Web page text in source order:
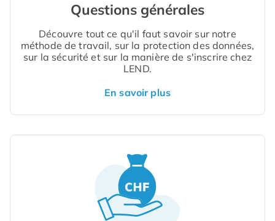
Questions générales
Découvre tout ce qu'il faut savoir sur notre
méthode de travail, sur la protection des données,
sur la sécurité et sur la manière de s'inscrire chez
LEND.
En savoir plus